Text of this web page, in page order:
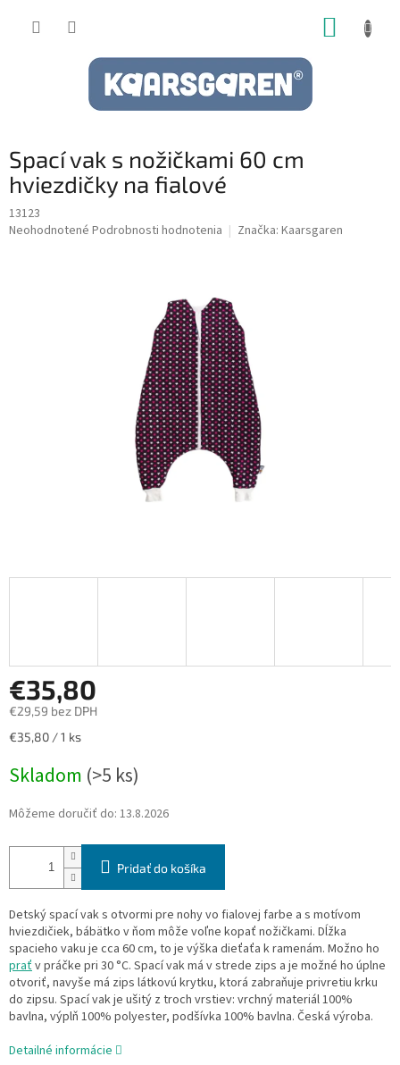
Spací vak s nožičkami 60 cm
hviezdičky na fialové
13123
Priemerné
Neohodnotené Podrobnosti hodnotenia Značka: Kaarsgaren
€35,80
€29,59 bez DPH
Jednotková
€35,80 / 1 ks
Skladom (>5 ks)
Môžeme doručiť do: 13.8.2026
Pridať do košíka
Detský spací vak s otvormi pre nohy vo fialovej farbe a s motívom
hviezdičiek, bábätko v ňom môže voľne kopať nožičkami. Dĺžka
spacieho vaku je cca 60 cm, to je výška dieťaťa k ramenám. Možno ho
praťv práčke pri 30 °C. Spací vak má v strede zips a je možné ho úplne
otvoriť, navyše má zips látkovú krytku, ktorá zabraňuje privretiu krku
do zipsu. Spací vak je ušitý z troch vrstiev: vrchný materiál 100%
bavlna, výplň 100% polyester, podšívka 100% bavlna. Česká výroba.
Detailné informácie